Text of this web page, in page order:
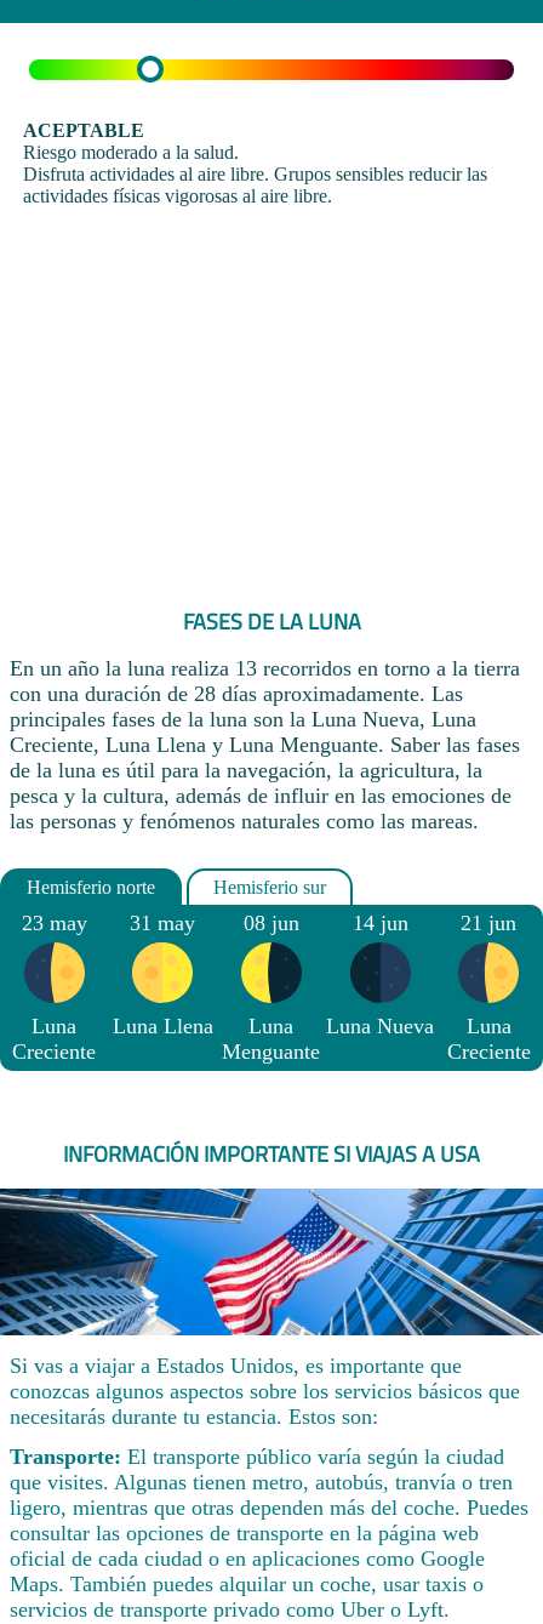
ACEPTABLE
Riesgo moderado a la salud.
Disfruta actividades al aire libre. Grupos sensibles reducir las
actividades físicas vigorosas al aire libre.
FASES DE LA LUNA
En un año la luna realiza 13 recorridos en torno a la tierra
con una duración de 28 días aproximadamente. Las
principales fases de la luna son la Luna Nueva, Luna
Creciente, Luna Llena y Luna Menguante. Saber las fases
de la luna es útil para la navegación, la agricultura, la
pesca y la cultura, además de influir en las emociones de
las personas y fenómenos naturales como las mareas.
23 may
Luna
Creciente
31 may
Luna Llena
08 jun
Luna
Menguante
14 jun
Luna Nueva
21 jun
Luna
Creciente
INFORMACIÓN IMPORTANTE SI VIAJAS A USA
Si vas a viajar a Estados Unidos, es importante que
conozcas algunos aspectos sobre los servicios básicos que
necesitarás durante tu estancia. Estos son:
Transporte: El transporte público varía según la ciudad
que visites. Algunas tienen metro, autobús, tranvía o tren
ligero, mientras que otras dependen más del coche. Puedes
consultar las opciones de transporte en la página web
oficial de cada ciudad o en aplicaciones como Google
Maps. También puedes alquilar un coche, usar taxis o
servicios de transporte privado como Uber o Lyft.